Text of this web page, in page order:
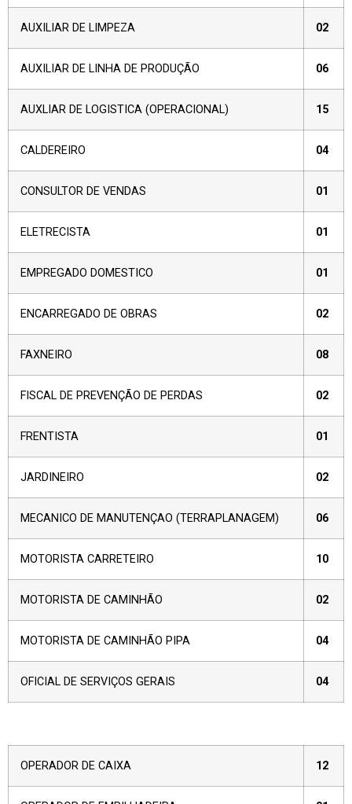
AUXILIAR DE LIMPEZA 02
AUXILIAR DE LINHA DE PRODUÇÃO 06
AUXLIAR DE LOGISTICA (OPERACIONAL) 15
CALDEREIRO 04
CONSULTOR DE VENDAS 01
ELETRECISTA 01
EMPREGADO DOMESTICO 01
ENCARREGADO DE OBRAS 02
FAXNEIRO 08
FISCAL DE PREVENÇÃO DE PERDAS 02
FRENTISTA 01
JARDINEIRO 02
MECANICO DE MANUTENÇAO (TERRAPLANAGEM) 06
MOTORISTA CARRETEIRO 10
MOTORISTA DE CAMINHÃO 02
MOTORISTA DE CAMINHÃO PIPA 04
OFICIAL DE SERVIÇOS GERAIS 04
OPERADOR DE CAIXA 12